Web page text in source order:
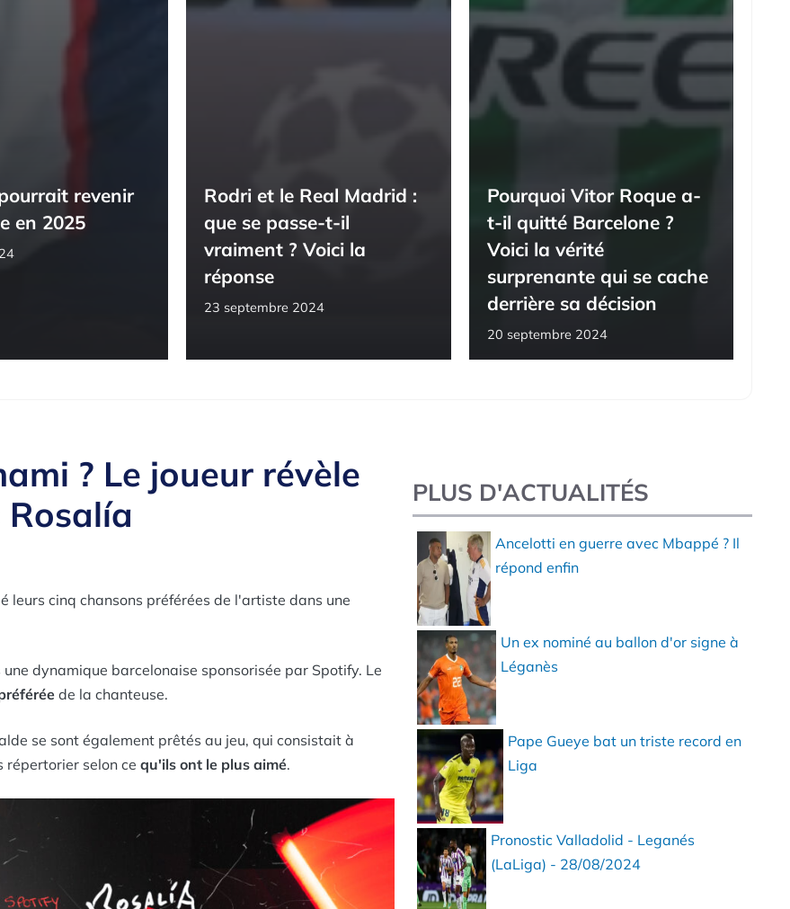
revenir
en 2025
Rodri et le Real Madrid :
que se passe-t-il
vraiment ? Voici la
réponse
23 septembre 2024
Pourquoi Vitor Roque a-
t-il quitté Barcelone ?
Voici la vérité
surprenante qui se cache
derrière sa décision
20 septembre 2024
? Le joueur révèle
leurs cinq chansons préférées de l'artiste dans une
une dynamique barcelonaise sponsorisée par Spotify. Le
de la chanteuse.
se sont également prêtés au jeu, qui consistait à
répertorier selon ce qu'ils ont le plus aimé.
PLUS D'ACTUALITÉS
Ancelotti en guerre avec Mbappé ? Il
répond enfin
Un ex nominé au ballon d'or signe à
Léganès
Pape Gueye bat un triste record en
Liga
Pronostic Valladolid - Leganés
(LaLiga) - 28/08/2024